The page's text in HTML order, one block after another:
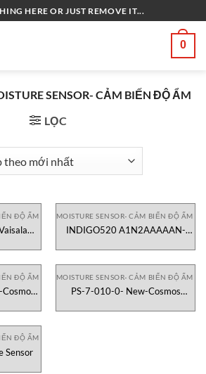
HERE OR JUST REMOVE IT...
0
SENSOR- CẢM BIẾN ĐỘ ẨM
LỌC
ĐỘ ẨM MOISTURE SENSOR- CẢM BIẾN ĐỘ ẨM
INDIGO520 A1N2AAAAAN-
ĐỘ ẨM MOISTURE SENSOR- CẢM BIẾN ĐỘ ẨM
PS-7-010-0- New-Cosmos
ĐỘ ẨM
Sensor